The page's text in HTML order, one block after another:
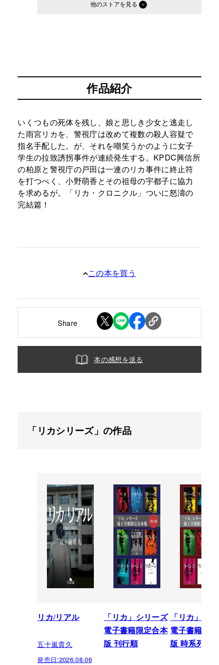
他のストア
作品紹介
いくつもの死体を残し、娘と思しき少女と逃走し
た雨宮リカを、警視庁は改めて複数の殺人容疑で
指名手配した。が、それを嘲笑うかのように女子
学生の拉致誘拐事件が連続発生する。KPDC興信所
の柏原と警視庁の戸田は一連のリカ事件に終止符
を打つべく、小野萌香とその祖母の宇都子に協力
を求めるが。「リカ・クロニクル」ついに怒濤の
完結篇！
この本を買う
Share
本の感想を送る
「リカシリーズ」の作品
リカ/リアル
五十嵐貴久
発売日:2026.08.06
「リカ」シリーズ
電子書籍限定合本
版 刊行順
「リカ」シ
電子書籍限
版 時系列順